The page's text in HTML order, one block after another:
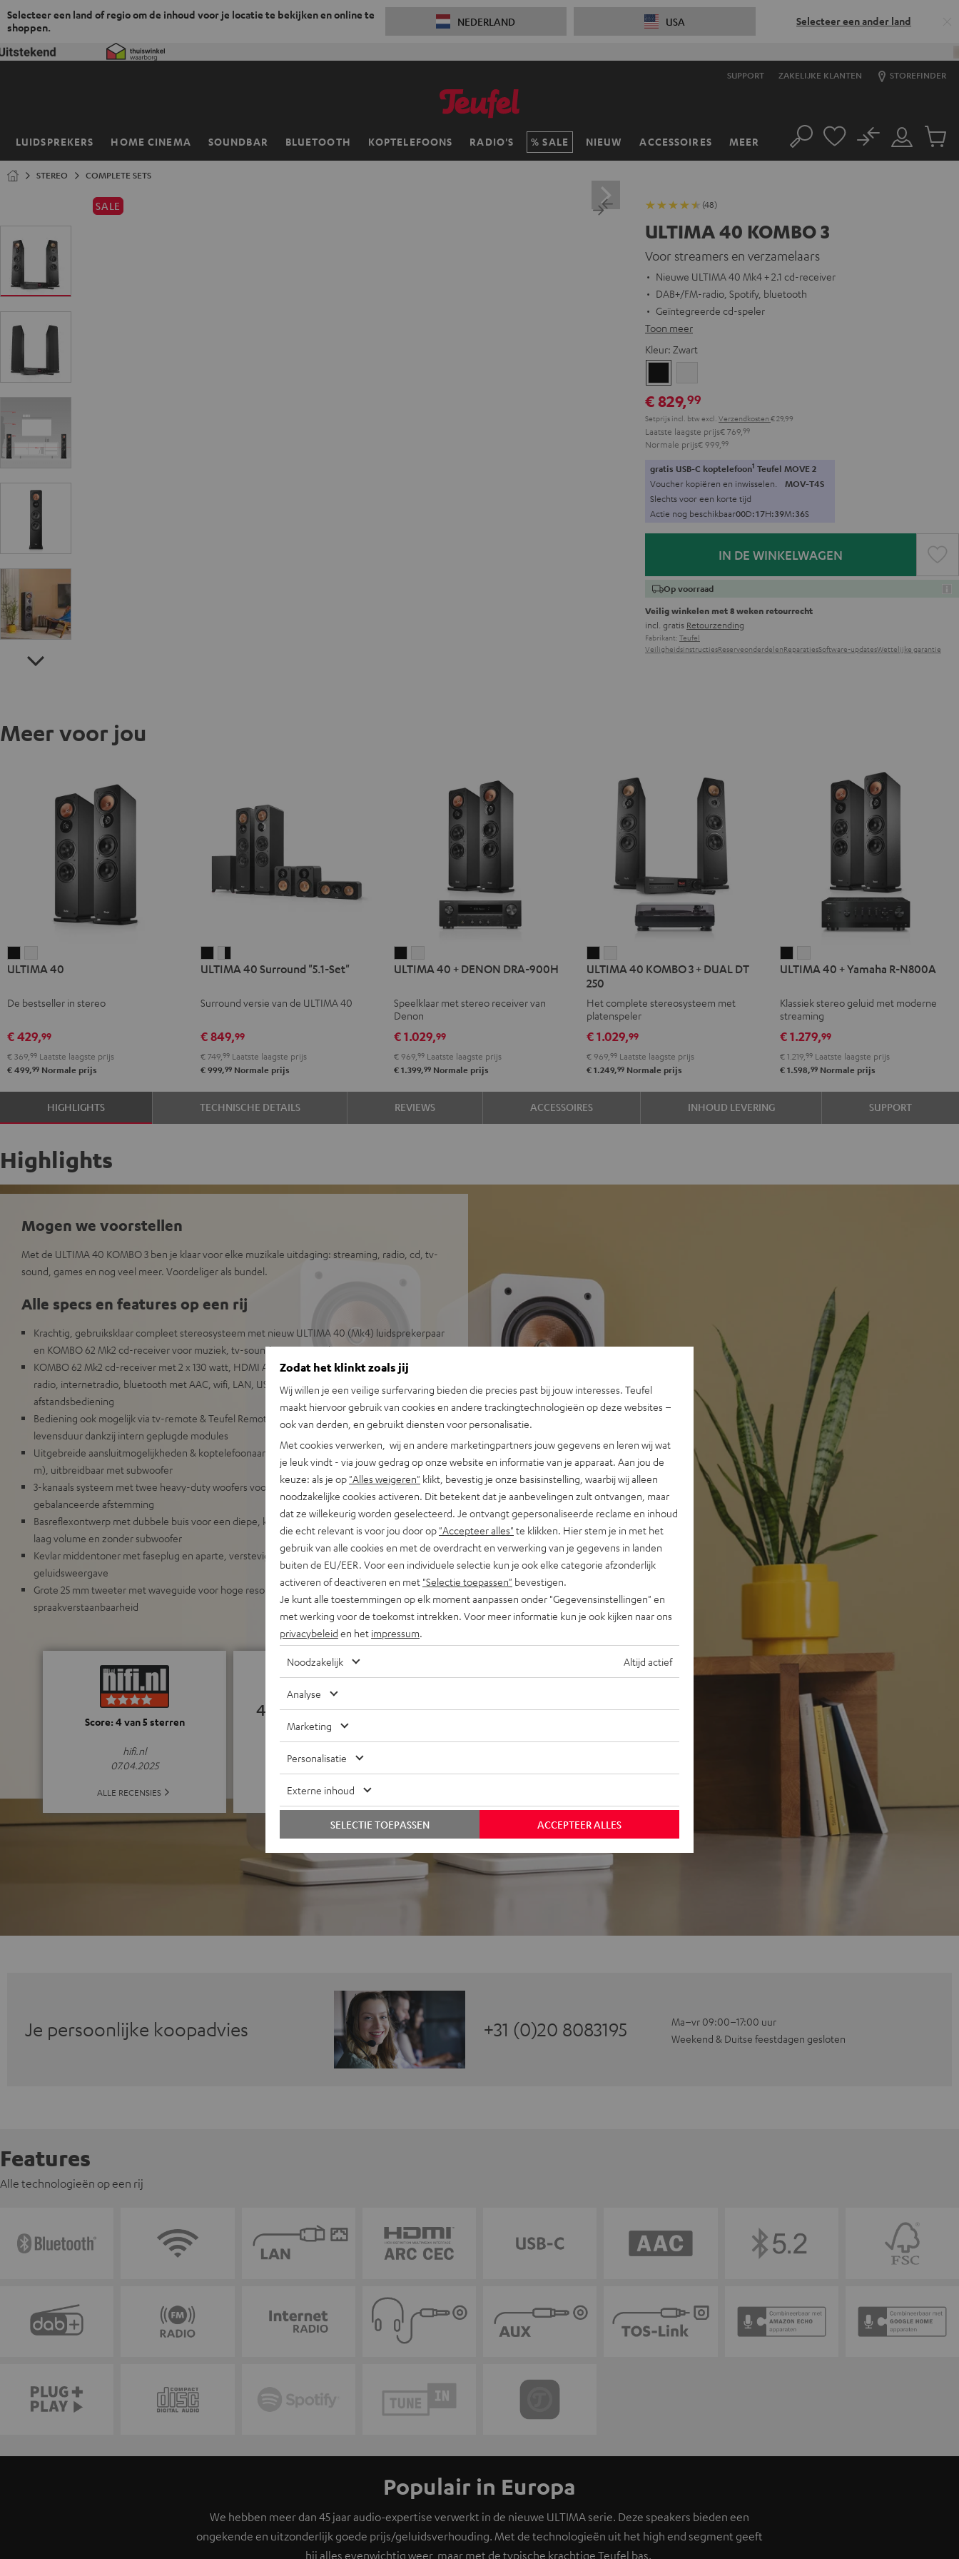
Selecteer een land of regio om de inhoud voor je locatie te bekijken en online te
shoppen.
NEDERLAND USA Selecteer een ander land
GA
SUPPORT ZAKELIJKE KLANTEN STOREFINDER
LUIDSPREKERS HOME CINEMA SOUNDBAR BLUETOOTH KOPTELEFOONS RADIO'S SALE NIEUW ACCESSOIRES MEER Zoeken
Mijn
No
STEREO COMPLETE SETS
SALE (48)
ULTIMA 40 KOMBO 3
Voor streamers en verzamelaars
Nieuwe ULTIMA 40 Mk4 + 2.1 cd-receiver
DAB+/FM-radio, Spotify, bluetooth
Geïntegreerde cd-speler
Toon meer
Kleur: Zwart
€ 829,99
Setprijs incl. btw Verzendkosten € 29,99
Laatste laagste prijs € 769,
Normale prijs € 999,
gratis USB-C koptelefoon
Voucher kopiëren en inwisselen.
Slechts voor een korte tijd
Actie nog beschikbaar 00D: 17 H:39M:34S
IN DE WINKELWAGEN
Op voorraad
Veilig winkelen met 8 weken retourrecht
incl. gratis Retourzending
Fabrikant:Teufel
VeiligheidsinstructiesReserveonderdelenReparatiesSoftware-updatesWettelijke garantie
Meer voor jou
ULTIMA 40
De bestseller in stereo
€ 429,99
€ 369, Laatste laagste prijs
€ 499, Normale prijs
ULTIMA
Set"
Zwart
ULTIMA
Wit/zwart
ULTIMA 40 Surround "5.1-Set"
Surround versie van de ULTIMA 40
€ 849,99
€ 749, Laatste laagste prijs
€ 999, Normale prijs
ULTIMA
DENON
DRA-
900H
Zwart
DRA-
900H
Wit
ULTIMA 40 + DENON DRA-900H
Speelklaar met stereo receiver van
Denon
€ 1.029,99
€ 969, Laatste laagste prijs
€ 1.399, Normale prijs
40
3
+
DUAL
DT
3
+
DUAL
DT
ULTIMA 40 KOMBO 3 + DUAL DT
250
Het complete stereosysteem met
platenspeler
€ 1.029,99
€ 969, Laatste laagste prijs
€ 1.249, Normale prijs
Yamaha
R-
N800A
Zwart
Yamaha
R-
N800A
Wit
ULTIMA 40 + Yamaha R-N800A
Klassiek stereo geluid met moderne
streaming
€ 1.279,99
€ 1.219, Laatste laagste prijs
€ 1.598, Normale prijs
HIGHLIGHTS TECHNISCHE DETAILS REVIEWS ACCESSOIRES INHOUD LEVERING SUPPORT
Highlights
Mogen we voorstellen
Met de ULTIMA 40 KOMBO 3 ben je klaar voor elke muzikale uitdaging: streaming, radio, cd, tv-
sound, games en nog veel meer. Voordeliger als bundel.
Alle specs en features op een rij
Krachtig, gebruiksklaar compleet stereosysteem met nieuw ULTIMA 40 (Mk4) luidsprekerpaar
en KOMBO 62 Mk2 cd-receiver voor muziek, tv-sound en games in kamers tot 35 m²
KOMBO 62 Mk2 cd-receiver met 2 x 130 watt, HDMI ARC en CEC, Spotify Connect, DAB+/FM-
radio, internetradio, bluetooth met AAC, wifi, LAN, USB-weergave, groot kleurendisplay en
afstandsbediening
Bediening ook mogelijk via tv-remote & Teufel Remote app, goede reparatiemogelijkheid en
levensduur dankzij intern geplugde modules
Uitgebreide aansluitmogelijkheden & koptelefoonaansluiting, inclusief luidsprekerkabel (2 x 3
m), uitbreidbaar met subwoofer
3-kanaals systeem met twee heavy-duty woofers voor hoge, vervormingsvrije niveaus met
gebalanceerde afstemming
Basreflexontwerp met dubbele buis voor een diepe, krachtige en nauwkeurige bas, zelfs bij
laag volume en zonder subwoofer
Kevlar middentoner met faseplug en aparte, verstevigde klankkamer voor een brede
geluidsweergave
Grote 25 mm tweeter met waveguide voor hoge resolutie, fijne hoge tonen en zeer goede
spraakverstaanbaarheid
Score: 4 van 5 sterren
hifi.nl
07.04.2025
ALLE RECENSIES
4.88
ALLE REVIEWS
Je persoonlijke koopadvies +31 (0)20 8083195
Ma–vr 09:00–17:00 uur
Weekend & Duitse feestdagen gesloten
Features
Alle technologieën op een rij
Populair in Europa
We hebben meer dan 45 jaar audio-expertise verwerkt in de nieuwe ULTIMA serie. Deze speakers bieden een
ongekende en uitzonderlijk goede prijs/geluidsverhouding. Met de technologieën uit het high end segment geeft
Zodat het klinkt zoals jij
Wij willen je een veilige surfervaring bieden die precies past bij jouw interesses. Teufel
maakt hiervoor gebruik van cookies en andere trackingtechnologieën op deze websites –
ook van derden, en gebruikt diensten voor personalisatie.
Met cookies verwerken, wij en andere marketingpartners jouw gegevens en leren wij wat
je leuk vindt - via jouw gedrag op onze website en informatie van je apparaat. Aan jou de
keuze: als je op "Alles weigeren" klikt, bevestig je onze basisinstelling, waarbij wij alleen
noodzakelijke cookies activeren. Dit betekent dat je aanbevelingen zult ontvangen, maar
dat ze willekeurig worden geselecteerd. Je ontvangt gepersonaliseerde reclame en inhoud
die echt relevant is voor jou door op "Accepteer alles" te klikken. Hier stem je in met het
gebruik van alle cookies en met de overdracht en verwerking van je gegevens in landen
buiten de EU/EER. Voor een individuele selectie kun je ook elke categorie afzonderlijk
activeren of deactiveren en met "Selectie toepassen" bevestigen.
Je kunt alle toestemmingen op elk moment aanpassen onder "Gegevensinstellingen" en
met werking voor de toekomst intrekken. Voor meer informatie kun je ook kijken naar ons
privacybeleid en het impressum
Noodzakelijk Altijd actief
Analyse
Marketing
Personalisatie
Externe inhoud
ACCEPTEER ALLES
SELECTIE TOEPASSEN